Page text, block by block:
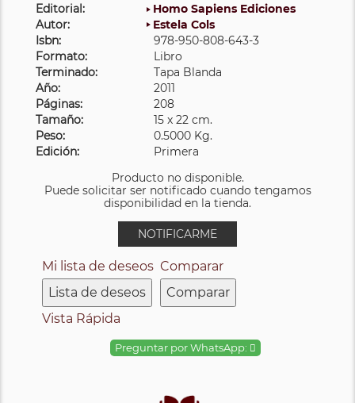
Editorial:
Homo Sapiens Ediciones
Autor:
Estela Cols
Isbn:
978-950-808-643-3
Formato:
Libro
Terminado:
Tapa Blanda
Año:
2011
Páginas:
208
Tamaño:
15 x 22 cm.
Peso:
0.5000 Kg.
Edición:
Primera
Producto no disponible.
Puede solicitar ser notificado cuando tengamos
disponibilidad en la tienda.
NOTIFICARME
Mi lista de deseos
Lista de deseos
Comparar
Comparar
Vista Rápida
Preguntar por WhatsApp: